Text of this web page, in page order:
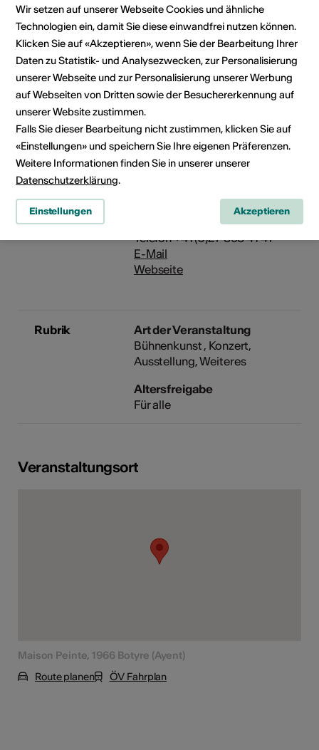
WC
eingeschränkt
rollstuhlgängig
Nicht
rollstuhlgängig
Parkplatz nicht
rollstuhlgängig
Details zur baulichen
Zugänglichkeit
Veranstalter
Telefon +41 (0)27 398 41 47
E-Mail
Webseite
Rubrik
Art der Veranstaltung
Bühnenkunst Konzert
Ausstellung Weiteres
Altersfreigabe
Für alle
Veranstaltungsort
Maison Peinte, 1966 Botyre (Ayent)
Route planen
ÖV Fahrplan
Wir setzen auf unserer Webseite Cookies und ähnliche
Technologien ein, damit Sie diese einwandfrei nutzen können.
Klicken Sie auf «Akzeptieren», wenn Sie der Bearbeitung Ihrer
Daten zu Statistik- und Analysezwecken, zur Personalisierung
unserer Webseite und zur Personalisierung unserer Werbung
auf Webseiten von Dritten sowie der Besuchererkennung auf
unserer Website zustimmen.
Falls Sie dieser Bearbeitung nicht zustimmen, klicken Sie auf
«Einstellungen» und speichern Sie Ihre eigenen Präferenzen.
Weitere Informationen finden Sie in unserer unserer
Datenschutzerklärung.
Einstellungen Akzeptieren